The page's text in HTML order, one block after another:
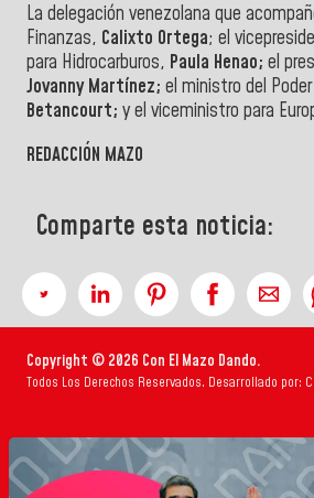
La delegación venezolana que
Finanzas, Calixto Ortega; el
para Hidrocarburos, Paula Henao; el
Jovanny Martínez; el ministro del
Betancourt; y el viceministro para
REDACCIÓN MAZO
Comparte esta noticia:
Copyright © 2026 Con El Mazo Dando.
Todos Los Derechos Reservados. Desarrollado por: